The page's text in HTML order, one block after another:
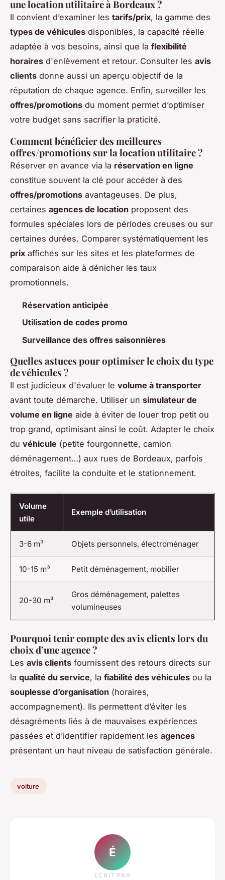
une location utilitaire à Bordeaux ?
Il convient d’examiner les tarifs/prix, la gamme des
types de véhicules disponibles, la capacité réelle
adaptée à vos besoins, ainsi que la flexibilité
horaires d'enlèvement et retour. Consulter les avis
clients donne aussi un aperçu objectif de la
réputation de chaque agence. Enfin, surveiller les
offres/promotions du moment permet d’optimiser
votre budget sans sacrifier la praticité.
Comment bénéficier des meilleures
offres/promotions sur la location utilitaire ?
Réserver en avance via la réservation en ligne
constitue souvent la clé pour accéder à des
offres/promotions avantageuses. De plus,
certaines agences de location proposent des
formules spéciales lors de périodes creuses ou sur
certaines durées. Comparer systématiquement les
prix affichés sur les sites et les plateformes de
comparaison aide à dénicher les taux
promotionnels.
Réservation anticipée
Utilisation de codes promo
Surveillance des offres saisonnières
Quelles astuces pour optimiser le choix du type
de véhicules ?
Il est judicieux d'évaluer le volume à transporter
avant toute démarche. Utiliser un simulateur de
volume en ligne aide à éviter de louer trop petit ou
trop grand, optimisant ainsi le coût. Adapter le choix
du véhicule (petite fourgonnette, camion
déménagement…) aux rues de Bordeaux, parfois
étroites, facilite la conduite et le stationnement.
Volume
utile
Exemple d’utilisation
3-6 m³ Objets personnels, électroménager
10-15 m³ Petit déménagement, mobilier
20-30 m³
Gros déménagement, palettes
volumineuses
Pourquoi tenir compte des avis clients lors du
choix d’une agence ?
Les avis clients fournissent des retours directs sur
la qualité du service, la fiabilité des véhicules ou la
souplesse d’organisation (horaires,
accompagnement). Ils permettent d’éviter les
désagréments liés à de mauvaises expériences
passées et d’identifier rapidement les agences
présentant un haut niveau de satisfaction générale.
voiture
É
ECRIT PAR